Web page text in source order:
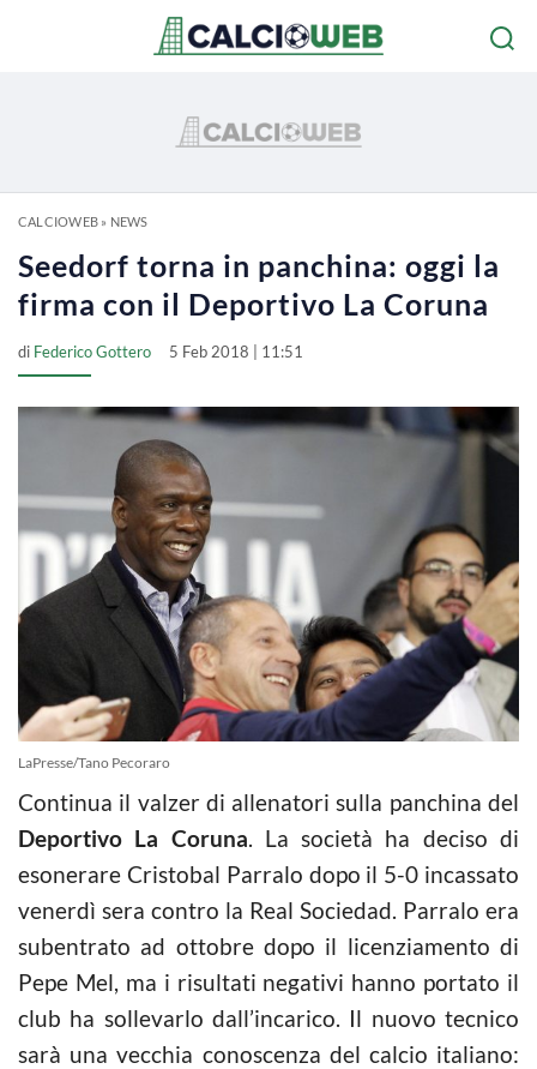
CALCIOWEB» NEWS
Seedorf torna in panchina: oggi la
firma con il Deportivo La Coruna
di Federico Gottero 5 Feb 2018 | 11:51
LaPresse/Tano Pecoraro
Continua il valzer di allenatori sulla panchina del
Deportivo La Coruna. La società ha deciso di
esonerare Cristobal Parralo dopo il 5-0 incassato
venerdì sera contro la Real Sociedad. Parralo era
subentrato ad ottobre dopo il licenziamento di
Pepe Mel, ma i risultati negativi hanno portato il
club ha sollevarlo dall’incarico. Il nuovo tecnico
sarà una vecchia conoscenza del calcio italiano: